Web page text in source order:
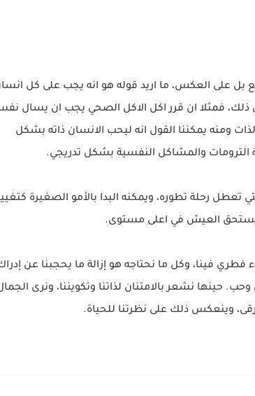
بل على العكس، ما اريد قوله هو انه يجب على كل
ذلك، فمثلا ان قرر اكل الاكل الصحي يجب ان يسال
ومنه يمكننا القول انه ليحب الانسان ذاته بشكل
والمشاكل النفسية بشكل تدريجي.
تعطل رحلة تطوره، ويمكنه البدا بالأمو الصغيرة
يستحق العيش في اعلى مستوى.
فينا، وكل ما نحتاجه هو إزالة ما يحجبنا عن
حينها نشعر بالامتنان لذاتنا وتكويننا، ونرى
وينعكس ذلك على نظرتنا للحياة.